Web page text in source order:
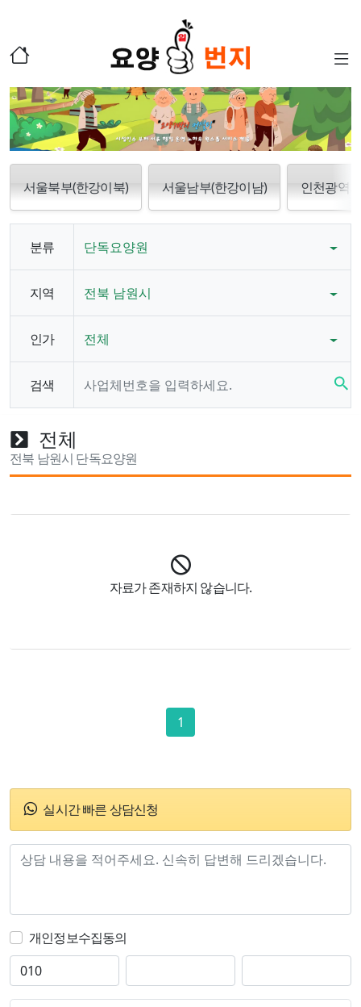
서울북부(한강이북) 서울남부(한강이남) 인천광역시
분류 단독요양원
지역 전북 남원시
인가 전체
검색 search
실시간 빠른 상담신청
개인정보수집동의
전체
전북 남원시 단독요양원
자료가 존재하지 않습니다.
1